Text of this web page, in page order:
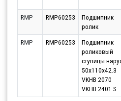
RMP RMP60253
Подшипник
ролик
RMP RMP60253
Подшипник
роликовый
ступицы
50x110x42.3
VKHB 2070
VKHB 2401 S